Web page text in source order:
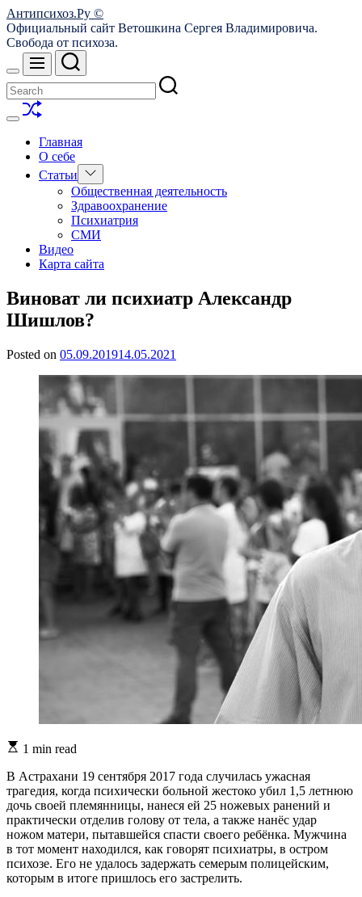
Skip
to
content
Антипсихоз.Ру ©
Официальный сайт Ветошкина Сергея Владимировича.
Свобода от психоза.
Switch
color
mode
Menu Search
Switch
mode
Shuffle
Главная
О себе
Статьи
Show
sub
menu
Общественная деятельность
Здравоохранение
Психиатрия
СМИ
Видео
Карта сайта
Виноват ли психиатр Александр
Шишлов?
Posted on 05.09.201914.05.2021
Estimated
time
1 min read
В Астрахани 19 сентября 2017 года случилась ужасная
трагедия, когда психически больной жестоко убил 1,5 летнюю
дочь своей племянницы, нанеся ей 25 ножевых ранений и
практически отделив голову от тела, а также нанёс удар
ножом матери, пытавшейся спасти своего ребёнка. Мужчина
в тот момент находился, как говорят психиатры, в остром
психозе. Его не удалось задержать семерым полицейским,
которым в итоге пришлось его застрелить.